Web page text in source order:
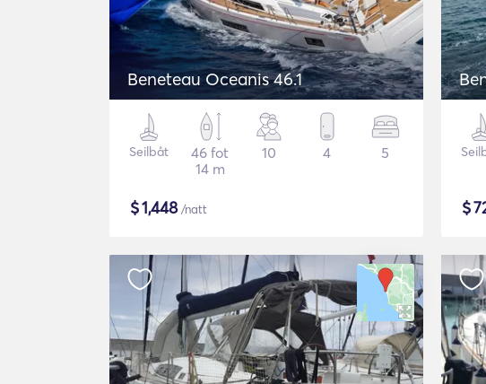
Beneteau Oceanis 46.1
Seilbåt
46 fot
14 m
10 4 5
$1,448/natt $